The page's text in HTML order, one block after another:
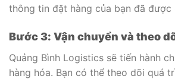
thông tin đặt hàng của bạn đã được
Bước 3: Vận chuyển và theo
Quảng Bình Logistics sẽ tiến hành
hàng hóa. Bạn có thể theo dõi quá